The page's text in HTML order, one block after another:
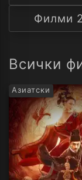
Филми
Всички
Азиатски